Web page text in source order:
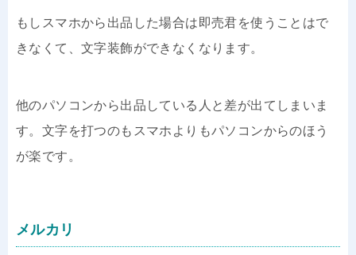
もしスマホから出品した場合は即売君を使うことはで
きなくて、文字装飾ができなくなります。
他のパソコンから出品している人と差が出てしまいま
す。文字を打つのもスマホよりもパソコンからのほう
が楽です。
メルカリ